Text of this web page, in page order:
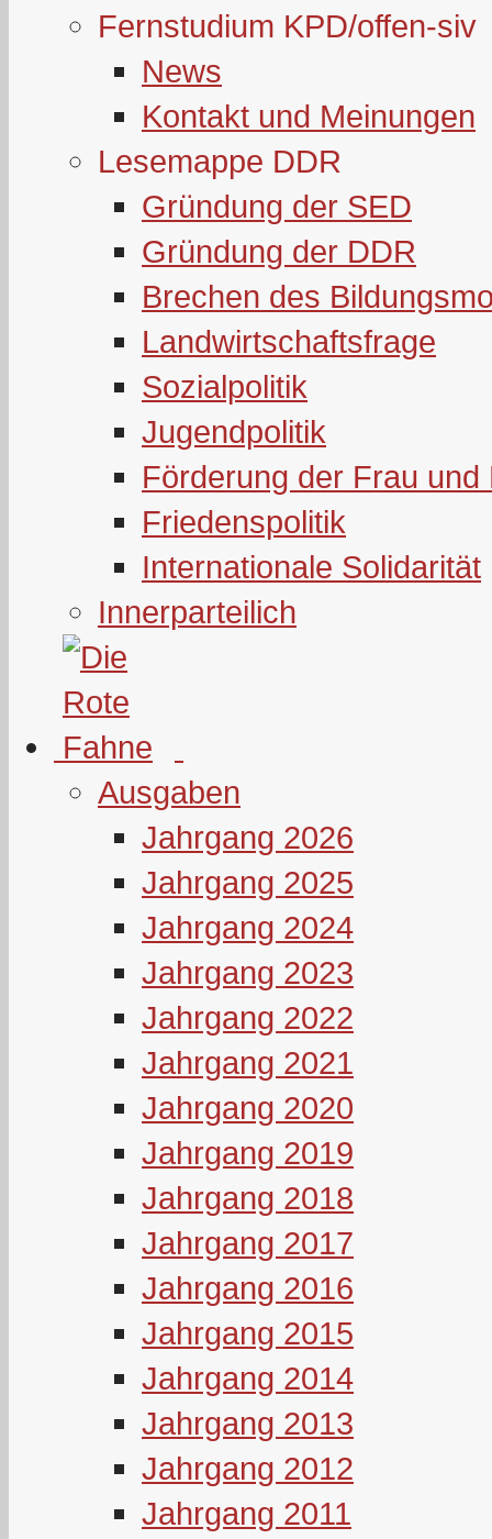
Fernstudium KPD/offen-siv
News
Kontakt und Meinungen
Lesemappe DDR
Gründung der SED
Gründung der DDR
Brechen des
Landwirtschaftsfrage
Sozialpolitik
Jugendpolitik
Förderung der Frau und
Friedenspolitik
Internationale Solidarität
Innerparteilich
Ausgaben
Jahrgang 2026
Jahrgang 2025
Jahrgang 2024
Jahrgang 2023
Jahrgang 2022
Jahrgang 2021
Jahrgang 2020
Jahrgang 2019
Jahrgang 2018
Jahrgang 2017
Jahrgang 2016
Jahrgang 2015
Jahrgang 2014
Jahrgang 2013
Jahrgang 2012
Jahrgang 2011